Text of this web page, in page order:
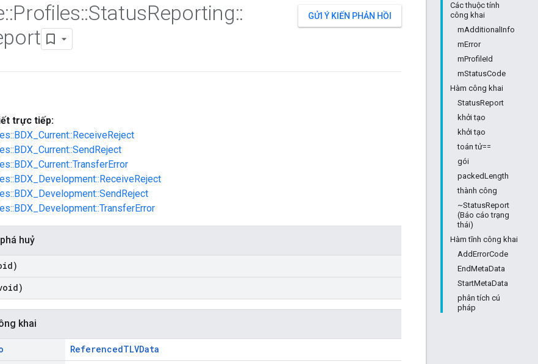
Các thuộc tính
công khai
mAdditionalInfo
mError
mProfileId
mStatusCode
Hàm công khai
StatusReport
khởi tạo
khởi tạo
toán tử==
gói
packedLength
thành công
~StatusReport
(Báo cáo trạng
thái)
Hàm tĩnh công khai
AddErrorCode
EndMetaData
StartMetaData
phân tích cú
pháp
GỬI Ý KIẾN PHẢN HỒI
::Profiles::StatusReporting::
trực tiếp:
huỷ
khai
ReferencedTLVData